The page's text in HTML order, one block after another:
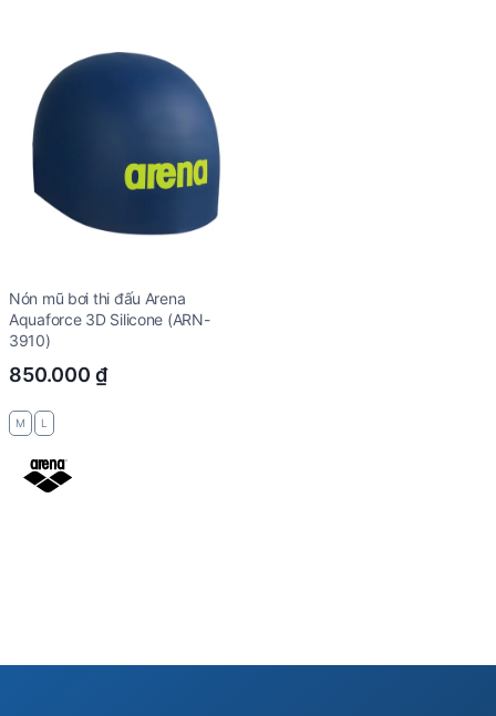
Nón mũ bơi thi đấu Arena
Aquaforce 3D Silicone (ARN-
3910)
850.000 ₫
M L